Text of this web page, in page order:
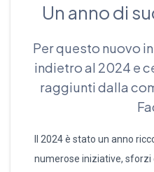
Un anno di
Per questo nuovo
indietro al 2024 e
raggiunti dalla
Il 2024 è stato un anno
numerose iniziative, sforzi